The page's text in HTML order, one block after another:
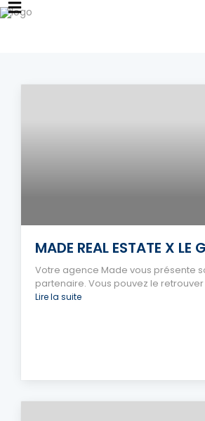
MADE REAL ESTATE X LE
Votre agence Made vous présente
partenaire. Vous pouvez le
Lire la suite